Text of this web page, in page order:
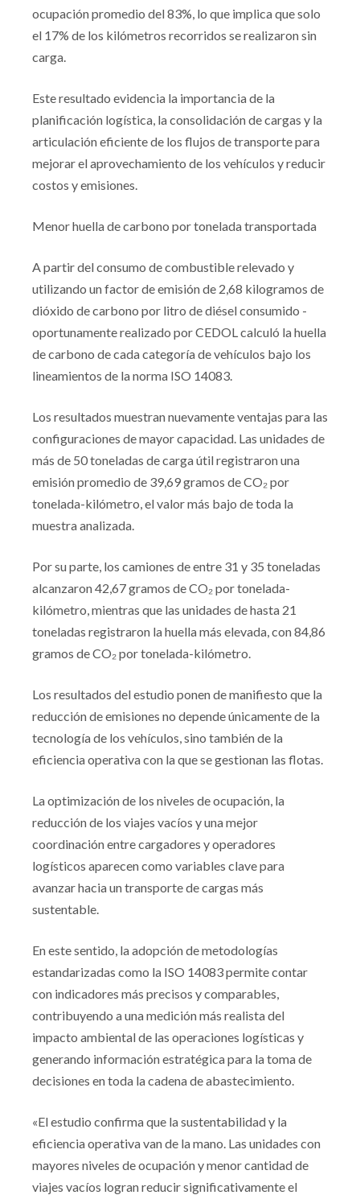
ocupación promedio del 83%, lo que implica que solo
el 17% de los kilómetros recorridos se realizaron sin
carga.
Este resultado evidencia la importancia de la
planificación logística, la consolidación de cargas y la
articulación eficiente de los flujos de transporte para
mejorar el aprovechamiento de los vehículos y reducir
costos y emisiones.
Menor huella de carbono por tonelada transportada
A partir del consumo de combustible relevado y
utilizando un factor de emisión de 2,68 kilogramos de
dióxido de carbono por litro de diésel consumido -
oportunamente realizado por CEDOL calculó la huella
de carbono de cada categoría de vehículos bajo los
lineamientos de la norma ISO 14083.
Los resultados muestran nuevamente ventajas para las
configuraciones de mayor capacidad. Las unidades de
más de 50 toneladas de carga útil registraron una
emisión promedio de 39,69 gramos de CO₂ por
tonelada-kilómetro, el valor más bajo de toda la
muestra analizada.
Por su parte, los camiones de entre 31 y 35 toneladas
alcanzaron 42,67 gramos de CO₂ por tonelada-
kilómetro, mientras que las unidades de hasta 21
toneladas registraron la huella más elevada, con 84,86
gramos de CO₂ por tonelada-kilómetro.
Los resultados del estudio ponen de manifiesto que la
reducción de emisiones no depende únicamente de la
tecnología de los vehículos, sino también de la
eficiencia operativa con la que se gestionan las flotas.
La optimización de los niveles de ocupación, la
reducción de los viajes vacíos y una mejor
coordinación entre cargadores y operadores
logísticos aparecen como variables clave para
avanzar hacia un transporte de cargas más
sustentable.
En este sentido, la adopción de metodologías
estandarizadas como la ISO 14083 permite contar
con indicadores más precisos y comparables,
contribuyendo a una medición más realista del
impacto ambiental de las operaciones logísticas y
generando información estratégica para la toma de
decisiones en toda la cadena de abastecimiento.
«El estudio confirma que la sustentabilidad y la
eficiencia operativa van de la mano. Las unidades con
mayores niveles de ocupación y menor cantidad de
viajes vacíos logran reducir significativamente el